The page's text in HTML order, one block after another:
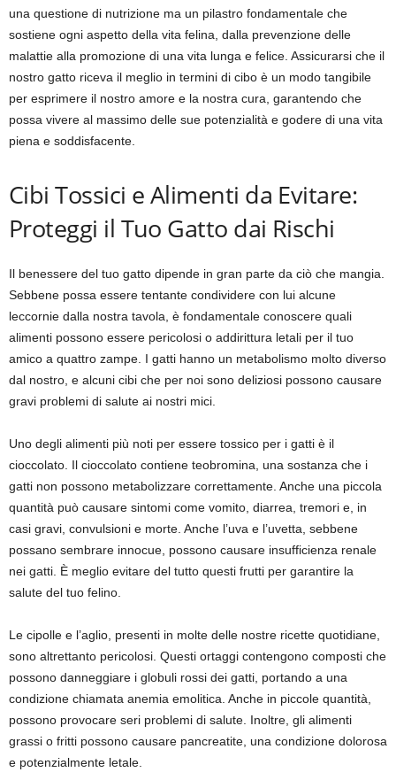
una questione di nutrizione ma un pilastro fondamentale che
sostiene ogni aspetto della vita felina, dalla prevenzione delle
malattie alla promozione di una vita lunga e felice. Assicurarsi che il
nostro gatto riceva il meglio in termini di cibo è un modo tangibile
per esprimere il nostro amore e la nostra cura, garantendo che
possa vivere al massimo delle sue potenzialità e godere di una vita
piena e soddisfacente.
Cibi Tossici e Alimenti da Evitare:
Proteggi il Tuo Gatto dai Rischi
Il benessere del tuo gatto dipende in gran parte da ciò che mangia.
Sebbene possa essere tentante condividere con lui alcune
leccornie dalla nostra tavola, è fondamentale conoscere quali
alimenti possono essere pericolosi o addirittura letali per il tuo
amico a quattro zampe. I gatti hanno un metabolismo molto diverso
dal nostro, e alcuni cibi che per noi sono deliziosi possono causare
gravi problemi di salute ai nostri mici.
Uno degli alimenti più noti per essere tossico per i gatti è il
cioccolato. Il cioccolato contiene teobromina, una sostanza che i
gatti non possono metabolizzare correttamente. Anche una piccola
quantità può causare sintomi come vomito, diarrea, tremori e, in
casi gravi, convulsioni e morte. Anche l’uva e l’uvetta, sebbene
possano sembrare innocue, possono causare insufficienza renale
nei gatti. È meglio evitare del tutto questi frutti per garantire la
salute del tuo felino.
Le cipolle e l’aglio, presenti in molte delle nostre ricette quotidiane,
sono altrettanto pericolosi. Questi ortaggi contengono composti che
possono danneggiare i globuli rossi dei gatti, portando a una
condizione chiamata anemia emolitica. Anche in piccole quantità,
possono provocare seri problemi di salute. Inoltre, gli alimenti
grassi o fritti possono causare pancreatite, una condizione dolorosa
e potenzialmente letale.